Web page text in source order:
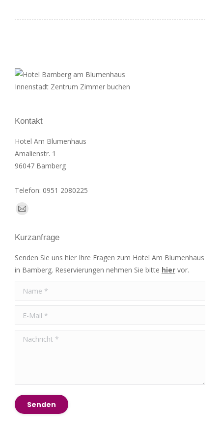
Kontakt
Hotel Am Blumenhaus
Amalienstr. 1
96047 Bamberg
Telefon: 0951 2080225
Finden Sie uns auf:
E-
page
window
Kurzanfrage
Senden Sie uns hier Ihre Fragen zum Hotel Am Blumenhaus
in Bamberg. Reservierungen nehmen Sie bitte hier vor.
Name *
E-Mail *
Nachricht *
Senden